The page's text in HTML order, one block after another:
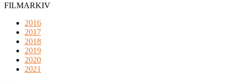
FILMARKIV
2016
2017
2018
2019
2020
2021